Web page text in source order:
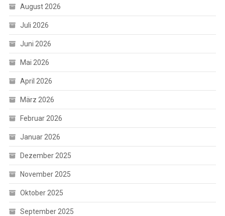
August 2026
Juli 2026
Juni 2026
Mai 2026
April 2026
März 2026
Februar 2026
Januar 2026
Dezember 2025
November 2025
Oktober 2025
September 2025